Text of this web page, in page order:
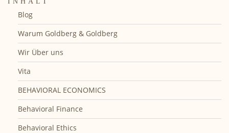
Blog
Warum Goldberg & Goldberg
Wir Über uns
Vita
BEHAVIORAL ECONOMICS
Behavioral Finance
Behavioral Ethics